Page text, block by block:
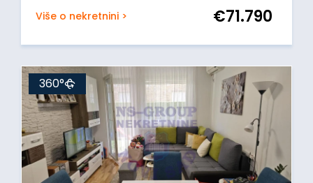
Više o nekretnini > €71.790
360°